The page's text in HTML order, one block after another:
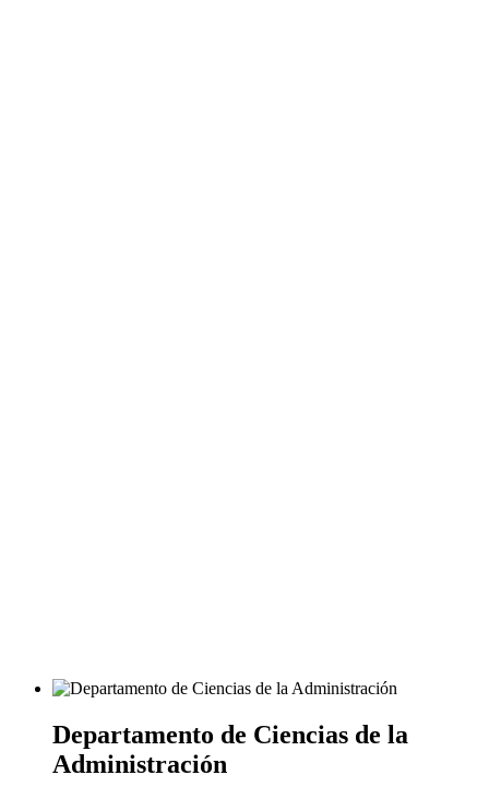
Departamento de Ciencias de la
Administración